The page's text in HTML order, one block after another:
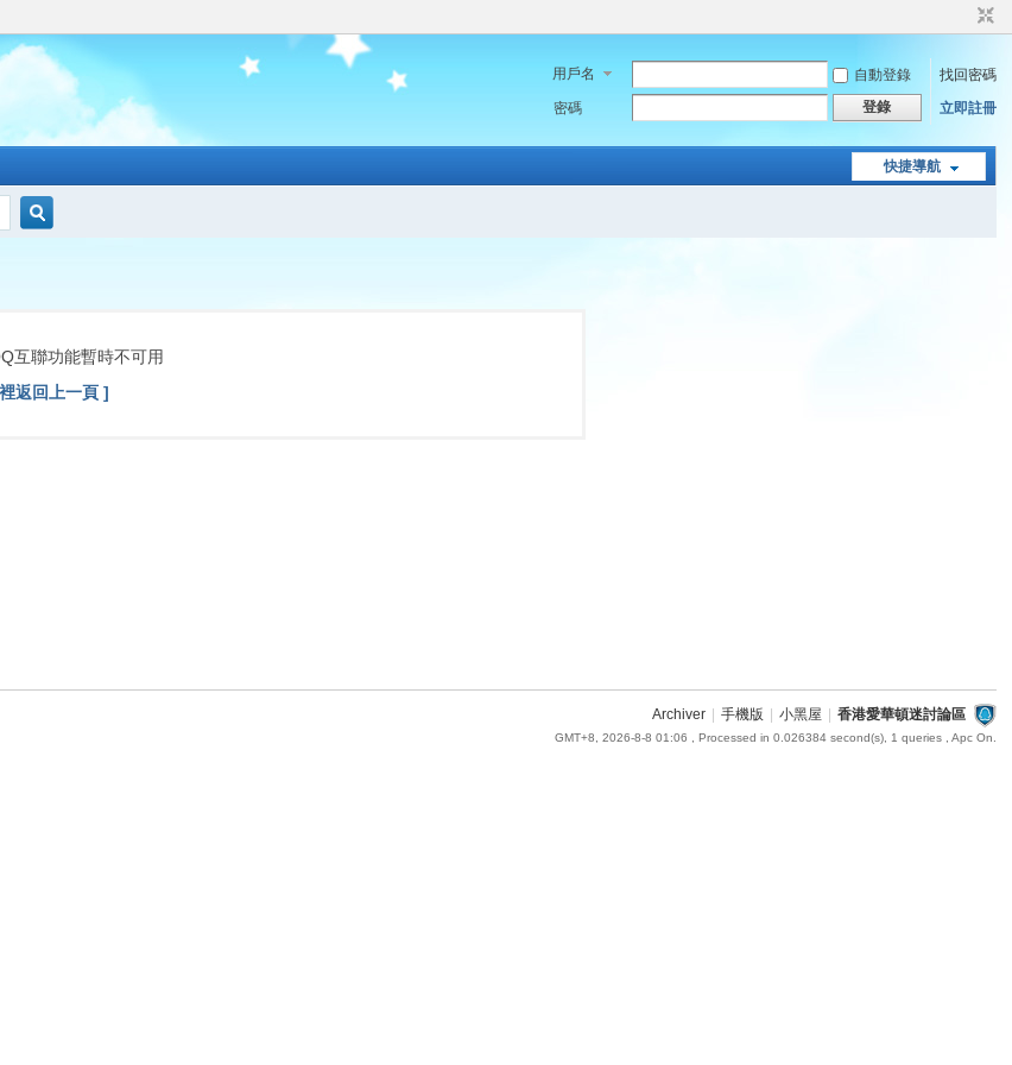
用戶名 自動登錄
找回密碼
密碼
登錄 立即註冊
快捷導航
索
互聯功能暫時不可用
返回上一頁 ]
Archiver 手機版 小黑屋 香港愛華頓迷討論區
GMT+8, 2026-8-8 01:06 , Processed in 0.026384 second(s), 1 queries , Apc On.